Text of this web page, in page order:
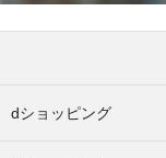
dショッピング